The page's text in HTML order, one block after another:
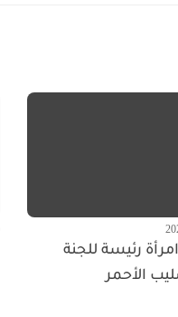
رئيسة للجنة
الأحمر